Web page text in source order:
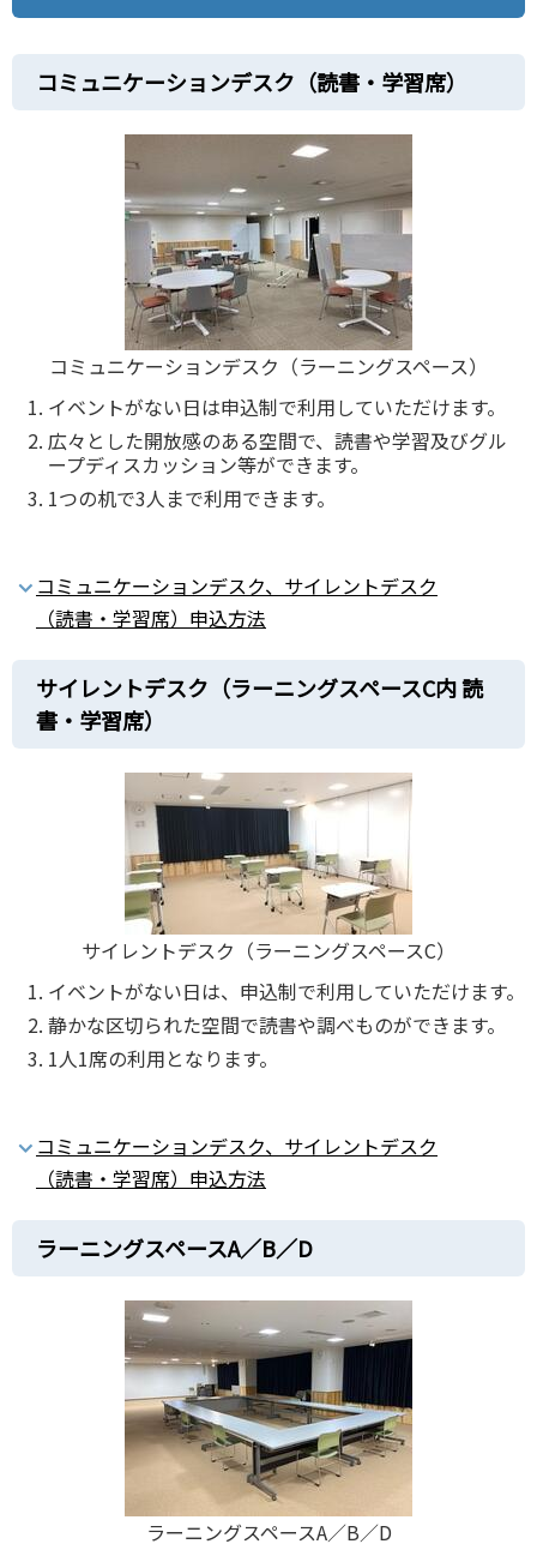
コミュニケーションデスク（読書‧学習席）
コミュニケーションデスク（ラーニングスペース）
イベントがない⽇は申込制で利⽤していただけます。
広々とした開放感のある空間で、読書や学習及びグル
ープディスカッション等ができます。
1つの机で3⼈まで利⽤できます。
コミュニケーションデスク、サイレントデスク
（読書‧学習席）申込⽅法
サイレントデスク（ラーニングスペースC内 読
書‧学習席）
サイレントデスク（ラーニングスペースC）
イベントがない⽇は、申込制で利⽤していただけます。
静かな区切られた空間で読書や調べものができます。
1⼈1席の利⽤となります。
コミュニケーションデスク、サイレントデスク
（読書‧学習席）申込⽅法
ラーニングスペースA／B／D
ラーニングスペースA／B／D